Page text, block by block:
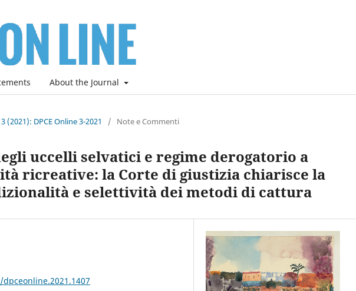
About the Journal
(2021): DPCE Online 3-2021 / Note e Commenti
uccelli selvatici e regime derogatorio a
ricreative: la Corte di giustizia chiarisce la
e selettività dei metodi di cattura